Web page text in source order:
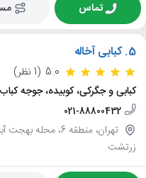
تماس
5. کبابی آخاله
5.0 (1 نظر)
کبابی و جگرکی، کوبیده، جوجه کباب
021-88800432
تهران، منطقه 6،
زرتشت